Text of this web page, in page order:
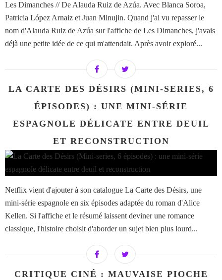
Les Dimanches // De Alauda Ruiz de Azúa. Avec Blanca Soroa,
Patricia López Arnaiz et Juan Minujin. Quand j'ai vu repasser le
nom d'Alauda Ruiz de Azúa sur l'affiche de Les Dimanches, j'avais
déjà une petite idée de ce qui m'attendait. Après avoir exploré...
LA CARTE DES DÉSIRS (MINI-SERIES, 6
ÉPISODES) : UNE MINI-SÉRIE
ESPAGNOLE DÉLICATE ENTRE DEUIL
ET RECONSTRUCTION
Netflix vient d'ajouter à son catalogue La Carte des Désirs, une
mini-série espagnole en six épisodes adaptée du roman d'Alice
Kellen. Si l'affiche et le résumé laissent deviner une romance
classique, l'histoire choisit d'aborder un sujet bien plus lourd...
CRITIQUE CINÉ : MAUVAISE PIOCHE